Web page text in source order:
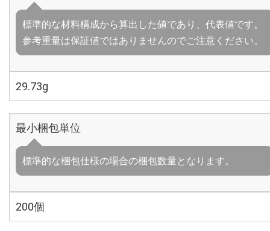
標準的な材料構成から算出した値であり、代表値です。
参考重量は保証値ではありませんのでご注意ください。
29.73g
最小梱包単位
標準的な梱包仕様の場合の梱包数量となります。
200個